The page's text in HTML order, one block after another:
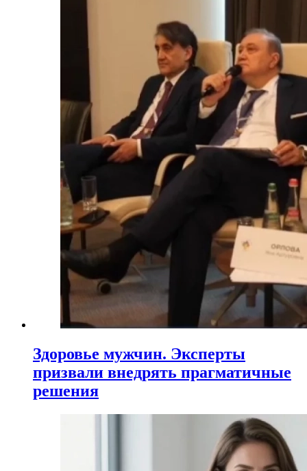
Здоровье мужчин. Эксперты
призвали внедрять прагматичные
решения